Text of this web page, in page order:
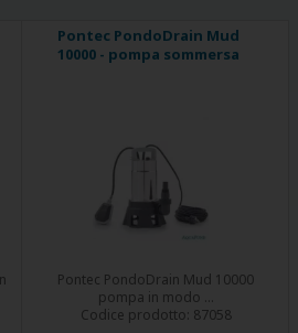
Pontec PondoDrain Mud
10000 - pompa sommersa
Pontec PondoDrain Mud 10000
pompa in modo ...
Codice prodotto: 87058